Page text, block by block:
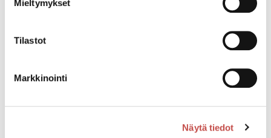
Mieltymykset
Tilastot
Markkinointi
Näytä tiedot
yrityksessä. Saarijärven museo (Herajärventie 2)
14.10.
kertovat sanoin ja videoesityksin taiteilija Saara
(Herajärventie 2) klo 18.00. 5 € / Museokortti.
Saarijärven museossa (Herajärventie 2) klo